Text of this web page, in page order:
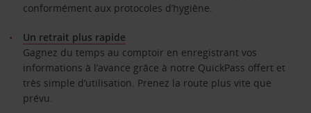
conformément aux protocoles d’hygiène.
Un retrait plus rapide
Gagnez du temps au comptoir en enregistrant vos
informations à l’avance grâce à notre QuickPass offert et
très simple d’utilisation. Prenez la route plus vite que
prévu.